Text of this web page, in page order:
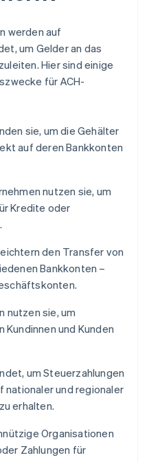
werden auf
um Gelder an das
Hier sind einige
für ACH-
sie, um die Gehälter
auf deren Bankkonten
nutzen sie, um
Kredite oder
den Transfer von
Bankkonten –
nutzen sie, um
und Kunden
um Steuerzahlungen
nationaler und regionaler
erhalten.
Organisationen
Zahlungen für